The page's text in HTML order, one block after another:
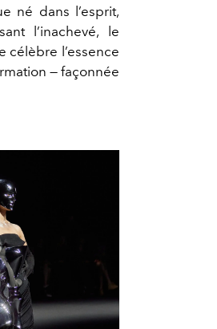
né dans l’esprit,
l’inachevé, le
célèbre l’essence
— façonnée